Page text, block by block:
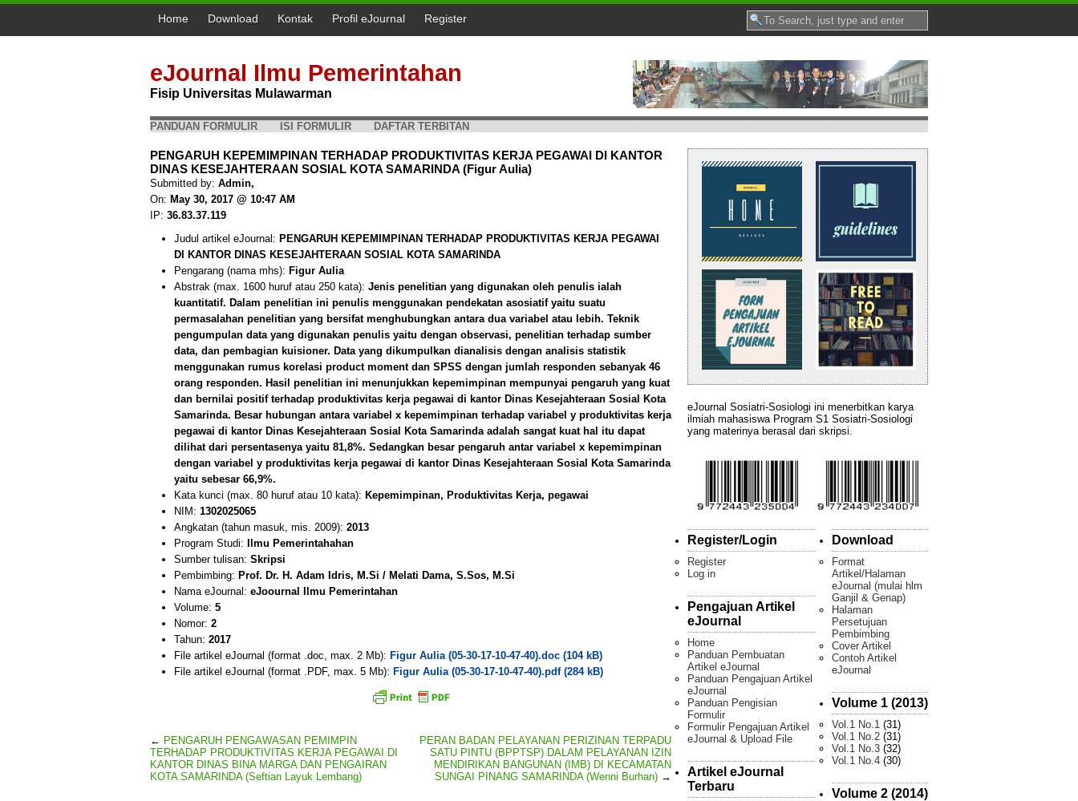
Home Download Kontak Profil eJournal Register
eJournal Ilmu Pemerintahan
Fisip Universitas Mulawarman
PANDUAN FORMULIR ISI FORMULIR DAFTAR TERBITAN
PENGARUH KEPEMIMPINAN TERHADAP PRODUKTIVITAS KERJA PEGAWAI DI KANTOR
DINAS KESEJAHTERAAN SOSIAL KOTA SAMARINDA (Figur Aulia)
Submitted by: Admin,
On: May 30, 2017 @ 10:47 AM
IP: 36.83.37.119
Judul artikel eJournal: PENGARUH KEPEMIMPINAN TERHADAP PRODUKTIVITAS KERJA PEGAWAI
DI KANTOR DINAS KESEJAHTERAAN SOSIAL KOTA SAMARINDA
Pengarang (nama mhs): Figur Aulia
Abstrak (max. 1600 huruf atau 250 kata): Jenis penelitian yang digunakan oleh penulis ialah
kuantitatif. Dalam penelitian ini penulis menggunakan pendekatan asosiatif yaitu suatu
permasalahan penelitian yang bersifat menghubungkan antara dua variabel atau lebih. Teknik
pengumpulan data yang digunakan penulis yaitu dengan observasi, penelitian terhadap sumber
data, dan pembagian kuisioner. Data yang dikumpulkan dianalisis dengan analisis statistik
menggunakan rumus korelasi product moment dan SPSS dengan jumlah responden sebanyak 46
orang responden. Hasil penelitian ini menunjukkan kepemimpinan mempunyai pengaruh yang kuat
dan bernilai positif terhadap produktivitas kerja pegawai di kantor Dinas Kesejahteraan Sosial Kota
Samarinda. Besar hubungan antara variabel x kepemimpinan terhadap variabel y produktivitas kerja
pegawai di kantor Dinas Kesejahteraan Sosial Kota Samarinda adalah sangat kuat hal itu dapat
dilihat dari persentasenya yaitu 81,8%. Sedangkan besar pengaruh antar variabel x kepemimpinan
dengan variabel y produktivitas kerja pegawai di kantor Dinas Kesejahteraan Sosial Kota Samarinda
yaitu sebesar 66,9%.
Kata kunci (max. 80 huruf atau 10 kata): Kepemimpinan, Produktivitas Kerja, pegawai
NIM: 1302025065
Angkatan (tahun masuk, mis. 2009): 2013
Program Studi:
Ilmu Pemerintahahan
Sumber tulisan: Skripsi
Pembimbing: Prof. Dr. H. Adam Idris, M.Si / Melati Dama, S.Sos, M.Si
Nama eJournal: eJoournal Ilmu Pemerintahan
Volume: 5
Nomor: 2
Tahun: 2017
File artikel eJournal (format .doc, max. 2 Mb): Figur Aulia (05-30-17-10-47-40).doc (104 kB)
File artikel eJournal (format .PDF, max. 5 Mb): Figur Aulia (05-30-17-10-47-40).pdf (284 kB)
← PENGARUH PENGAWASAN PEMIMPIN
TERHADAP PRODUKTIVITAS KERJA PEGAWAI DI
KANTOR DINAS BINA MARGA DAN PENGAIRAN
KOTA SAMARINDA (Seftian Layuk Lembang)
PERAN BADAN PELAYANAN PERIZINAN TERPADU
SATU PINTU (BPPTSP) DALAM PELAYANAN IZIN
MENDIRIKAN BANGUNAN (IMB) DI KECAMATAN
SUNGAI PINANG SAMARINDA (Wenni Burhan) →
eJournal Sosiatri-Sosiologi ini menerbitkan karya
ilmiah mahasiswa Program S1 Sosiatri-Sosiologi
yang materinya berasal dari skripsi.
Register/Login
Register
Log in
Pengajuan Artikel
eJournal
Home
Panduan Pembuatan
Artikel eJournal
Panduan Pengajuan Artikel
eJournal
Panduan Pengisian
Formulir
Formulir Pengajuan Artikel
eJournal & Upload File
Artikel eJournal
Terbaru
Download
Format
Artikel/Halaman
eJournal (mulai hlm
Ganjil & Genap)
Halaman
Persetujuan
Pembimbing
Cover Artikel
Contoh Artikel
eJournal
Volume 1 (2013)
Vol.1 No.1 (31)
Vol.1 No.2 (31)
Vol.1 No.3 (32)
Vol.1 No.4 (30)
Volume 2 (2014)